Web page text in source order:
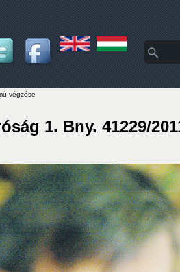
Keresés
végzése
1. Bny. 41229/